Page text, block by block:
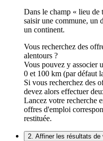
Dans le champ « lieu de
saisir une commune, un
un continent.
Vous recherchez des
alentours ?
Vous pouvez y associer
0 et 100 km (par défaut
Si vous recherchez des
devez alors effectuer
Lancez votre recherche
offres d'emploi
restituée.
2. Affiner les résultats de